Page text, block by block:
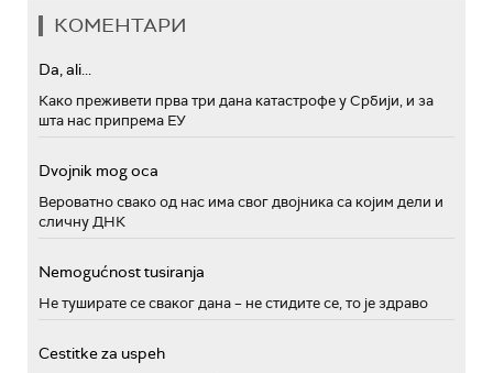
КОМЕНТАРИ
Da, ali...
Како преживети прва три дана катастрофе у Србији, и за
шта нас припрема ЕУ
Dvojnik mog oca
Вероватно свако од нас има свог двојника са којим дели и
сличну ДНК
Nemogućnost tusiranja
Не туширате се сваког дана – не стидите се, то је здраво
Cestitke za uspeh